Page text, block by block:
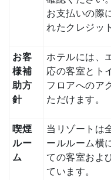
お支払いの際
れたクレジッ
お客
様補
助方
針
ホテルには、
応の客室とト
フロアへのア
ただけます。
喫煙
ルー
ム
当リゾートは
ールルーム横
ての客室およ
ています。